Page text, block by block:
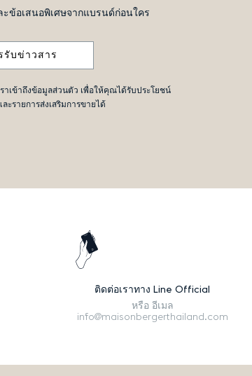
ข้อเสนอพิเศษจากแบรนด์ก่อนใคร
รับข่าวสาร
เข้าถึงข้อมูลส่วนตัว เพื่อให้คุณได้รับประโยชน์
ะรายการส่งเสริมการขายได้
ติดต่อเราทาง Line Official
หรือ อีเมล
info@maisonbergerthailand.com